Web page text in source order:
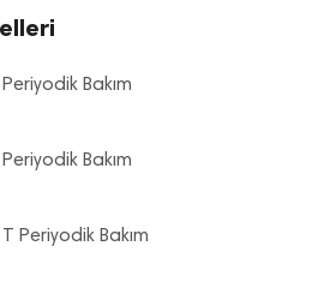
Bakım
Bakım
Periyodik Bakım